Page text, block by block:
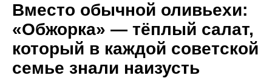
Вместо обычной оливьехи:
«Обжорка» — тёплый салат,
который в каждой советской
семье знали наизусть